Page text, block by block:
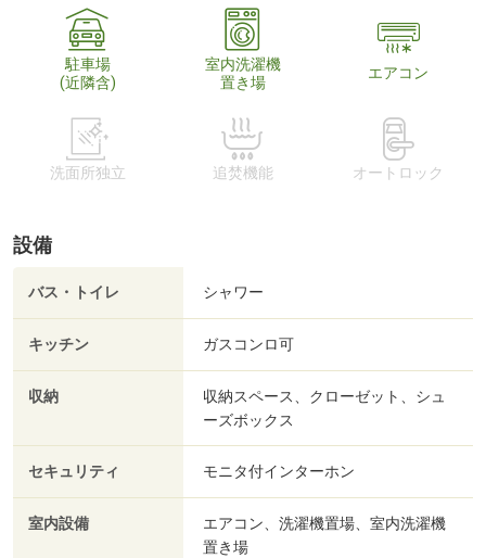
駐車場
(近隣含)
室内洗濯機
置き場
エアコン
洗面所独立 追焚機能 オートロック
設備
バス・トイレ シャワー
キッチン ガスコンロ可
収納
収納スペース、クローゼット、シュ
ーズボックス
セキュリティ モニタ付インターホン
室内設備
エアコン、洗濯機置場、室内洗濯機
置き場